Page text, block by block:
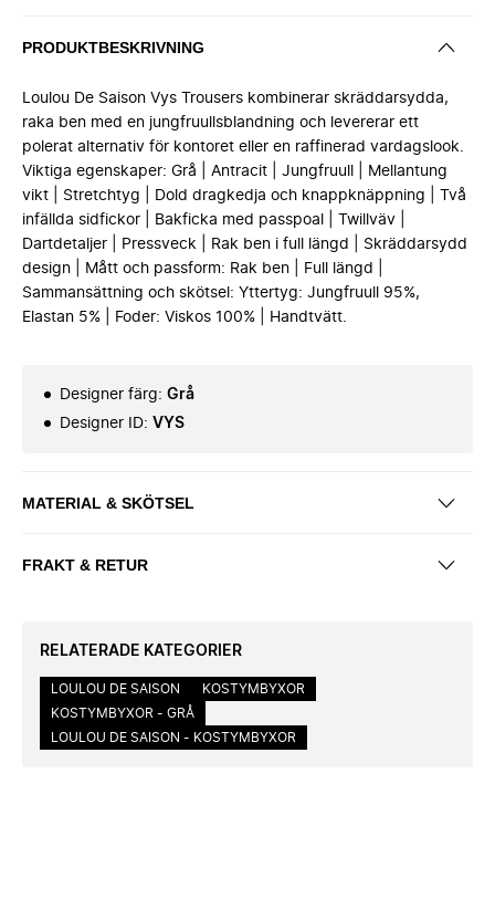
PRODUKTBESKRIVNING
Loulou De Saison Vys Trousers kombinerar skräddarsydda,
raka ben med en jungfruullsblandning och levererar ett
polerat alternativ för kontoret eller en raffinerad vardagslook.
Viktiga egenskaper: Grå | Antracit | Jungfruull | Mellantung
vikt | Stretchtyg | Dold dragkedja och knappknäppning | Två
infällda sidfickor | Bakficka med passpoal | Twillväv |
Dartdetaljer | Pressveck | Rak ben i full längd | Skräddarsydd
design | Mått och passform: Rak ben | Full längd |
Sammansättning och skötsel: Yttertyg: Jungfruull 95%,
Elastan 5% | Foder: Viskos 100% | Handtvätt.
Designer färg: Grå
Designer ID: VYS
MATERIAL & SKÖTSEL
FRAKT & RETUR
RELATERADE KATEGORIER
LOULOU DE SAISON
KOSTYMBYXOR
KOSTYMBYXOR - GRÅ
LOULOU DE SAISON - KOSTYMBYXOR